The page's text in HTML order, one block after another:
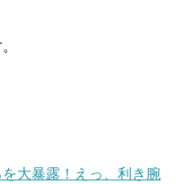
大暴露！えっ、利き腕